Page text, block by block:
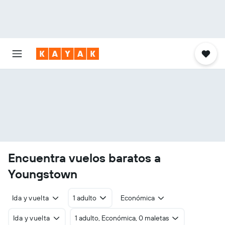
Encuentra vuelos baratos a
Youngstown
Ida y vuelta 1 adulto Económica
Ida y vuelta 1 adulto, Económica, 0 maletas